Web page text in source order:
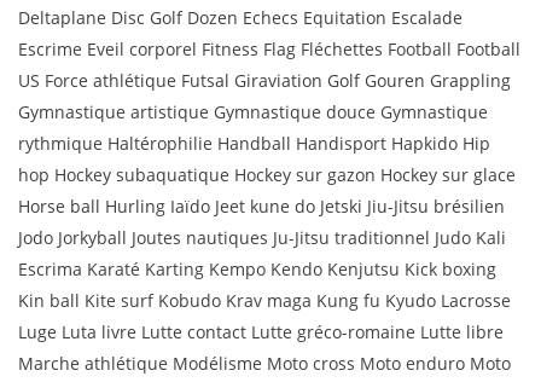
Deltaplane Disc Golf Dozen Echecs Equitation Escalade
Escrime Eveil corporel Fitness Flag Fléchettes Football Football
US Force athlétique Futsal Giraviation Golf Gouren Grappling
Gymnastique artistique Gymnastique douce Gymnastique
rythmique Haltérophilie Handball Handisport Hapkido Hip
hop Hockey subaquatique Hockey sur gazon Hockey sur glace
Horse ball Hurling Iaïdo Jeet kune do Jetski Jiu-Jitsu brésilien
Jodo Jorkyball Joutes nautiques Ju-Jitsu traditionnel Judo Kali
Escrima Karaté Karting Kempo Kendo Kenjutsu Kick boxing
Kin ball Kite surf Kobudo Krav maga Kung fu Kyudo Lacrosse
Luge Luta livre Lutte contact Lutte gréco-romaine Lutte libre
Marche athlétique Modélisme Moto cross Moto enduro Moto